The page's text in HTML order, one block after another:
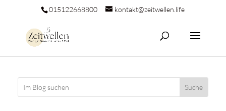
015122668800 kontakt@zeitwellen.life